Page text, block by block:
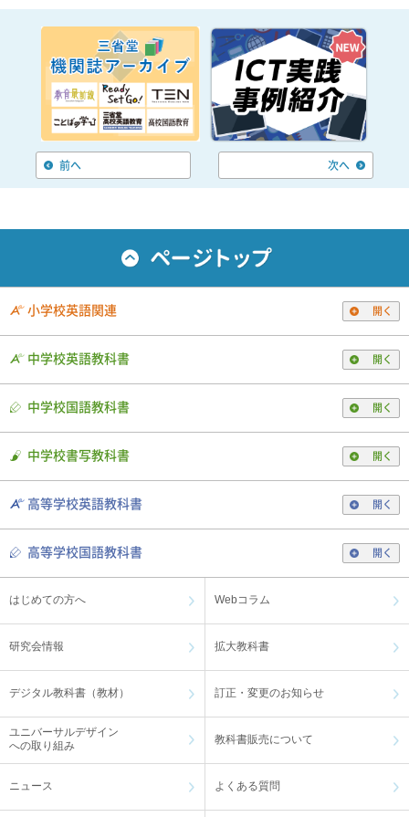
前へ 次へ
小学校英語関連 開く
中学校英語教科書 開く
中学校国語教科書 開く
中学校書写教科書 開く
高等学校英語教科書 開く
高等学校国語教科書 開く
はじめての方へ Webコラム
研究会情報 拡大教科書
デジタル教科書（教材） 訂正・変更のお知らせ
ユニバーサルデザイン
への取り組み
教科書販売について
ニュース よくある質問